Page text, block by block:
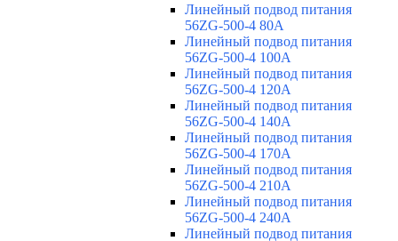
Линейный подвод питания
56ZG-500-4 80A
Линейный подвод питания
56ZG-500-4 100A
Линейный подвод питания
56ZG-500-4 120A
Линейный подвод питания
56ZG-500-4 140A
Линейный подвод питания
56ZG-500-4 170A
Линейный подвод питания
56ZG-500-4 210A
Линейный подвод питания
56ZG-500-4 240A
Линейный подвод питания